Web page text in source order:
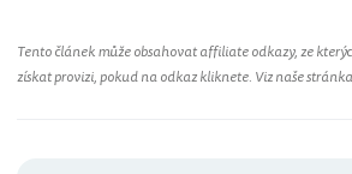
Tento článek může obsahovat affiliate odkazy, ze
získat provizi, pokud na odkaz kliknete. Viz naše